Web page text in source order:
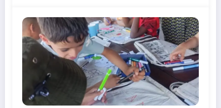
parte de este programa deben inscribirse en la
Oficina de Empleo de Fuenlabrada, previa
solicitud de cita. La selección de los candidatos
desempleados será realizada por la Oficina de
Empleo (Avda. [Dirección]).